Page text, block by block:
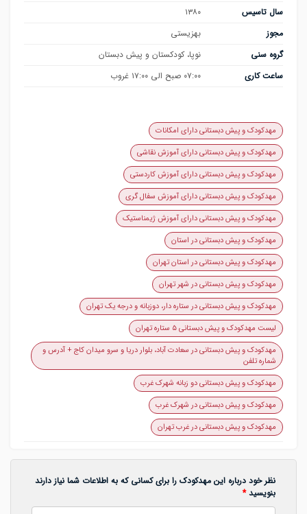
سال تاسیس
۱۳۸۰
مجوز
بهزیستی
گروه سنی
نوپا، کودکستان و پیش دبستان
ساعت کاری
۰۷:۰۰ صبح الی ۱۷:۰۰ غروب
مهدکودک و پیش دبستانی دارای امکانات
مهدکودک و پیش دبستانی دارای آموزش نقاشی
مهدکودک و پیش دبستانی دارای آموزش کاردستی
مهدکودک و پیش دبستانی دارای آموزش سفال گری
مهدکودک و پیش دبستانی دارای آموزش ژیمناستیک
مهدکودک و پیش دبستانی در استان
مهدکودک و پیش دبستانی در استان تهران
مهدکودک و پیش دبستانی در شهر تهران
مهدکودک و پیش دبستانی در ستاره دار، دوزبانه و درجه یک تهران
لیست مهدکودک و پیش دبستانی ۵ ستاره تهران
مهدکودک و پیش دبستانی در سعادت آباد، بلوار دریا و سرو میدان کاج + آدرس و
شماره تلفن
مهدکودک و پیش دبستانی دو زبانه شهرک غرب
مهدکودک و پیش دبستانی در شهرک غرب
مهدکودک و پیش دبستانی در غرب تهران
نظر خود درباره این مهدکودک را برای کسانی که به اطلاعات شما نیاز دارند
بنویسید*